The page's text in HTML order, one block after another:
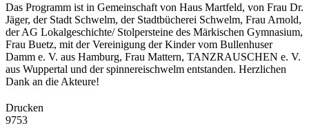
Das Programm ist in Gemeinschaft von Haus Martfeld, von Frau Dr.
Jäger, der Stadt Schwelm, der Stadtbücherei Schwelm, Frau Arnold,
der AG Lokalgeschichte/ Stolpersteine des Märkischen Gymnasium,
Frau Buetz, mit der Vereinigung der Kinder vom Bullenhuser
Damm e. V. aus Hamburg, Frau Mattern, TANZRAUSCHEN e. V.
aus Wuppertal und der spinnereischwelm entstanden. Herzlichen
Dank an die Akteure!
Drucken
9753